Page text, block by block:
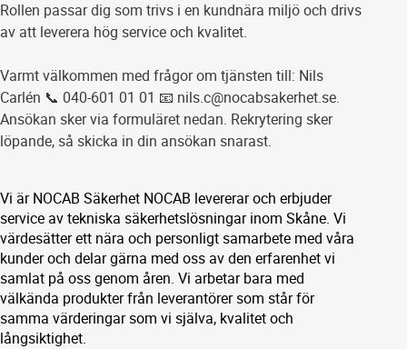
Rollen passar dig som trivs i en kundnära miljö och drivs
av att leverera hög service och kvalitet.
Varmt välkommen med frågor om tjänsten till: Nils
Carlén 📞 040-601 01 01 📧 nils.c@nocabsakerhet.se.
Ansökan sker via formuläret nedan. Rekrytering sker
löpande, så skicka in din ansökan snarast.
Vi är NOCAB Säkerhet NOCAB levererar och erbjuder
service av tekniska säkerhetslösningar inom Skåne. Vi
värdesätter ett nära och personligt samarbete med våra
kunder och delar gärna med oss av den erfarenhet vi
samlat på oss genom åren. Vi arbetar bara med
välkända produkter från leverantörer som står för
samma värderingar som vi själva, kvalitet och
långsiktighet.